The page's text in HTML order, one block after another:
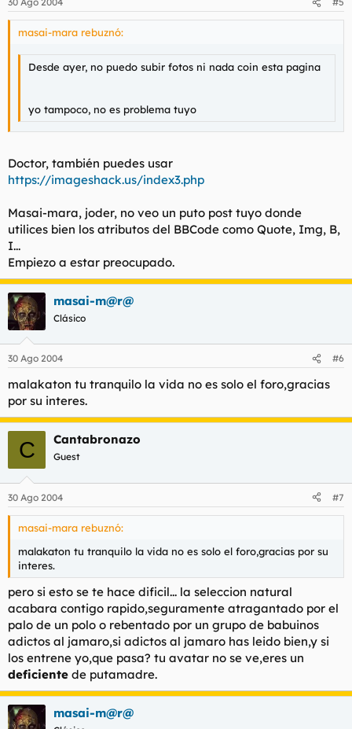
masai-mara rebuznó:
Desde ayer, no puedo subir fotos ni nada coin esta pagina
yo tampoco, no es problema tuyo
Doctor, también puedes usar
https://imageshack.us/index3.php
Masai-mara, joder, no veo un puto post tuyo donde
utilices bien los atributos del BBCode como Quote, Img, B,
I...
Empiezo a estar preocupado.
masai-m@r@
Clásico
30 Ago 2004 #6
malakaton tu tranquilo la vida no es solo el foro,gracias
por su interes.
C Cantabronazo
Guest
30 Ago 2004 #7
masai-mara rebuznó:
malakaton tu tranquilo la vida no es solo el foro,gracias por su
interes.
pero si esto se te hace dificil... la seleccion natural
acabara contigo rapido,seguramente atragantado por el
palo de un polo o rebentado por un grupo de babuinos
adictos al jamaro,si adictos al jamaro has leido bien,y si
los entrene yo,que pasa? tu avatar no se ve,eres un
deficiente de putamadre.
masai-m@r@